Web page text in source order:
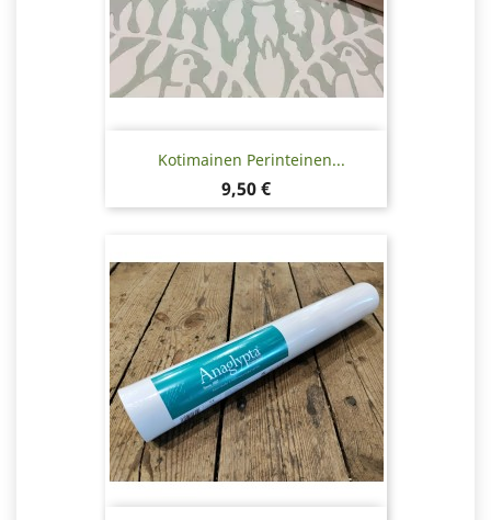
Kotimainen Perinteinen...
Hinta
9,50 €